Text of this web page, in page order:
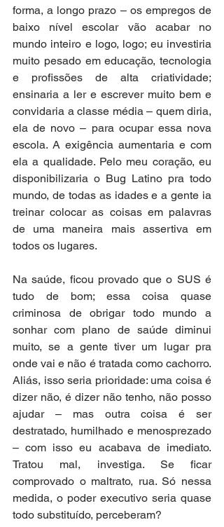
forma, a longo prazo – os empregos de
baixo nível escolar vão acabar no
mundo inteiro e logo, logo; eu investiria
muito pesado em educação, tecnologia
e profissões de alta criatividade;
ensinaria a ler e escrever muito bem e
convidaria a classe média – quem diria,
ela de novo – para ocupar essa nova
escola. A exigência aumentaria e com
ela a qualidade. Pelo meu coração, eu
disponibilizaria o Bug Latino pra todo
mundo, de todas as idades e a gente ia
treinar colocar as coisas em palavras
de uma maneira mais assertiva em
todos os lugares.
Na saúde, ficou provado que o SUS é
tudo de bom; essa coisa quase
criminosa de obrigar todo mundo a
sonhar com plano de saúde diminui
muito, se a gente tiver um lugar pra
onde vai e não é tratada como cachorro.
Aliás, isso seria prioridade: uma coisa é
dizer não, é dizer não tenho, não posso
ajudar – mas outra coisa é ser
destratado, humilhado e menosprezado
– com isso eu acabava de imediato.
Tratou mal, investiga. Se ficar
comprovado o maltrato, rua. Só nessa
medida, o poder executivo seria quase
todo substituído, perceberam?